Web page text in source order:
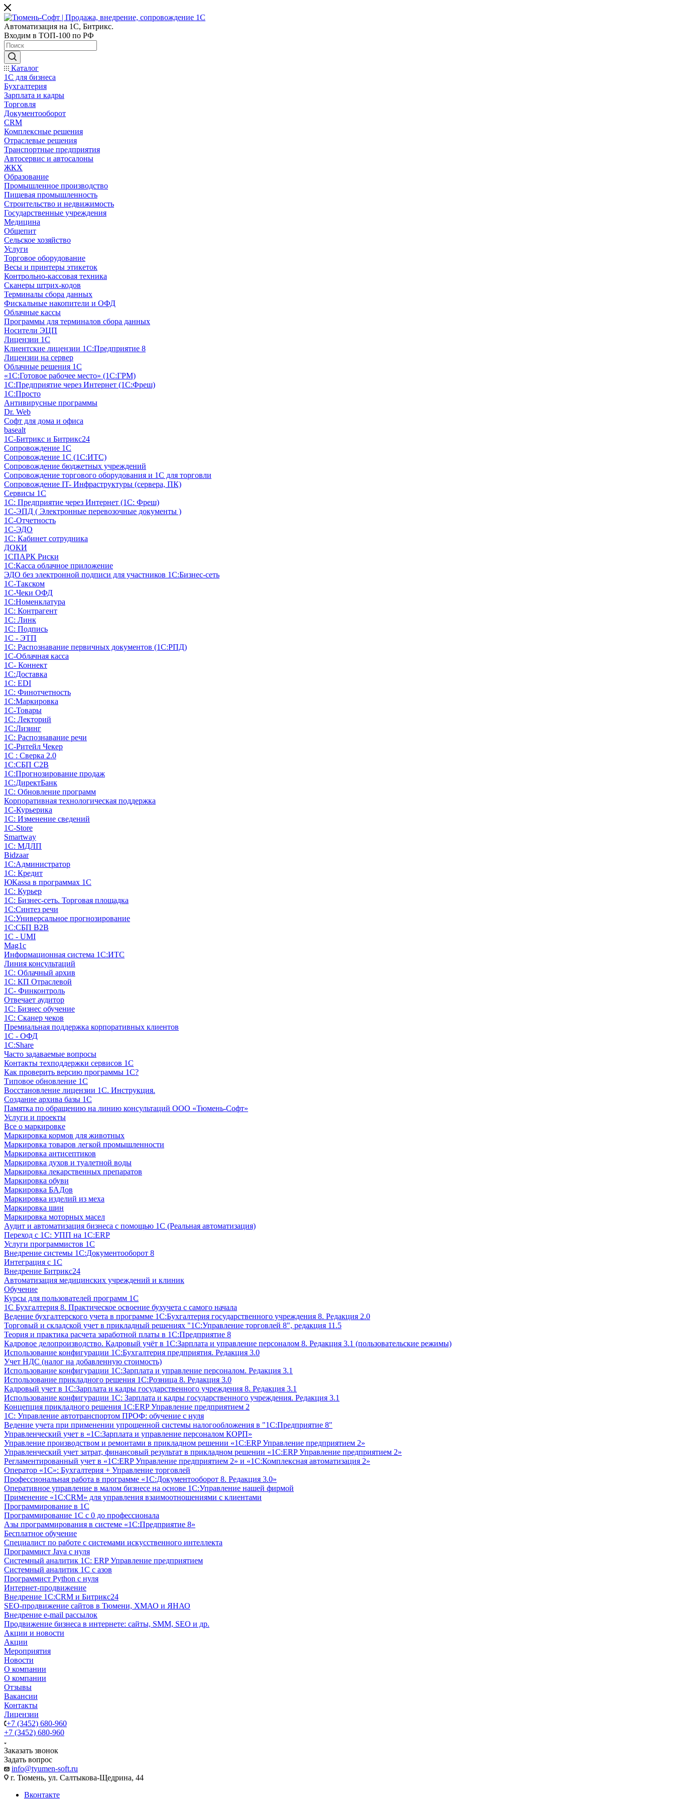
Автоматизация на 1С, Битрикс.
Входим в ТОП-100 по РФ
Каталог
1С для бизнеса
Бухгалтерия
Зарплата и кадры
Торговля
Документооборот
CRM
Комплексные решения
Отраслевые решения
Транспортные предприятия
Автосервис и автосалоны
ЖКХ
Образование
Промышленное производство
Пищевая промышленность
Строительство и недвижимость
Государственные учреждения
Медицина
Общепит
Сельское хозяйство
Услуги
Торговое оборудование
Весы и принтеры этикеток
Контрольно-кассовая техника
Сканеры штрих-кодов
Терминалы сбора данных
Фискальные накопители и ОФД
Облачные кассы
Программы для терминалов сбора данных
Носители ЭЦП
Лицензии 1С
Клиентские лицензии 1С:Предприятие 8
Лицензии на сервер
Облачные решения 1С
«1C:Готовое рабочее место» (1С:ГРМ)
1С:Предприятие через Интернет (1С:Фреш)
1С:Просто
Антивирусные программы
Dr. Web
Софт для дома и офиса
basealt
1С-Битрикс и Битрикс24
Сопровождение 1С
Сопровождение 1С (1С:ИТС)
Сопровождение бюджетных учреждений
Сопровождение торгового оборудования и 1С для торговли
Сопровождение IT- Инфраструктуры (сервера, ПК)
Сервисы 1С
1С: Предприятие через Интернет (1С: Фреш)
1С-ЭПД ( Электронные перевозочные документы )
1С-Отчетность
1С-ЭДО
1С: Кабинет сотрудника
ДОКИ
1СПАРК Риски
1С:Касса облачное приложение
ЭДО без электронной подписи для участников 1С:Бизнес-сеть
1С-Такском
1С-Чеки ОФД
1С:Номенклатура
1С: Контрагент
1С: Линк
1С: Подпись
1С - ЭТП
1С: Распознавание первичных документов (1С:РПД)
1С-Облачная касса
1С- Коннект
1С:Доставка
1С: EDI
1С: Финотчетность
1С:Маркировка
1С-Товары
1С: Лекторий
1С:Лизинг
1С: Распознавание речи
1C-Ритейл Чекер
1С : Сверка 2.0
1С:СБП C2B
1С:Прогнозирование продаж
1С:ДиректБанк
1С: Обновление программ
Корпоративная технологическая поддержка
1С-Курьерика
1С: Изменение сведений
1C-Store
Smartway
1С: МДЛП
Bidzaar
1С:Администратор
1С: Кредит
ЮКаssа в программах 1С
1С: Курьер
1С: Бизнес-сеть. Торговая площадка
1С:Синтез речи
1С:Универсальное прогнозирование
1С:СБП B2B
1C - UMI
Mag1c
Информационная система 1С:ИТС
Линия консультаций
1С: Облачный архив
1С: КП Отраслевой
1С- Финконтроль
Отвечает аудитор
1С: Бизнес обучение
1С: Сканер чеков
Премиальная поддержка корпоративных клиентов
1С - ОФД
1С:Share
Часто задаваемые вопросы
Контакты техподдержки сервисов 1С
Как проверить версию программы 1С?
Типовое обновление 1С
Восстановление лицензии 1С. Инструкция.
Создание архива базы 1С
Памятка по обращению на линию консультаций ООО «Тюмень-Софт»
Услуги и проекты
Все о маркировке
Маркировка кормов для животных
Маркировка товаров легкой промышленности
Маркировка антисептиков
Маркировка духов и туалетной воды
Маркировка лекарственных препаратов
Маркировка обуви
Маркировка БАДов
Маркировка изделий из меха
Маркировка шин
Маркировка моторных масел
Аудит и автоматизация бизнеса с помощью 1С (Реальная автоматизация)
Переход с 1С: УПП на 1С:ERP
Услуги программистов 1С
Внедрение системы 1С:Документооборот 8
Интеграция с 1С
Внедрение Битрикс24
Автоматизация медицинских учреждений и клиник
Обучение
Курсы для пользователей программ 1С
1С Бухгалтерия 8. Практическое освоение бухучета с самого начала
Ведение бухгалтерского учета в программе 1С:Бухгалтерия государственного учреждения 8. Редакция 2.0
Торговый и складской учет в прикладный решениях "1С:Управление торговлей 8", редакция 11.5
Теория и практика расчета заработной платы в 1С:Предприятие 8
Кадровое делопроизводство. Кадровый учёт в 1С:Зарплата и управление персоналом 8. Редакция 3.1 (пользовательские режимы)
Использование конфигурации 1С:Бухгалтерия предприятия. Редакция 3.0
Учет НДС (налог на добавленную стоимость)
Использование конфигурации 1С:Зарплата и управление персоналом. Редакция 3.1
Использование прикладного решения 1С:Розница 8. Редакция 3.0
Кадровый учет в 1С:Зарплата и кадры государственного учреждения 8. Редакция 3.1
Использование конфигурации ‎1С: Зарплата и кадры государственного учреждения. Редакция 3.1
Концепция прикладного решения 1С:ERP Управление предприятием 2
1С: Управление автотранспортом ПРОФ: обучение с нуля
Ведение учета при применении упрощенной системы налогообложения в "1С:Предприятие 8"
Управленческий учет в «1C:Зарплата и управление персоналом КОРП»
Управление производством и ремонтами в прикладном решении «1С:ERP Управление предприятием 2»
Управленческий учет затрат, финансовый результат в прикладном решении «1С:ERP Управление предприятием 2»
Регламентированный учет в «1С:ERP Управление предприятием 2» и «1С:Комплексная автоматизация 2»
Оператор «1С»: Бухгалтерия + Управление торговлей
Профессиональная работа в программе «1С:Документооборот 8. Редакция 3.0»
Оперативное управление в малом бизнесе на основе 1С:Управление нашей фирмой
Применение «1С:CRM» для управления взаимоотношениями с клиентами
Программирование в 1С
Программирование 1С с 0 до профессионала
Азы программирования в системе «1С:Предприятие 8»
Бесплатное обучение
Специалист по работе с системами искусственного интеллекта
Программист Java с нуля
Системный аналитик 1С: ERP Управление предприятием
Системный аналитик 1С с азов
Программист Python с нуля
Интернет-продвижение
Внедрение 1C:CRM и Битрикс24
SEO-продвижение сайтов в Тюмени, ХМАО и ЯНАО
Внедрение e-mail рассылок
Продвижение бизнеса в интернете: сайты, SMM, SEO и др.
Акции и новости
Акции
Мероприятия
Новости
О компании
О компании
Отзывы
Вакансии
Контакты
Лицензии
+7 (3452) 680-960
+7 (3452) 680-960
Заказать звонок
Задать вопрос
info@tyumen-soft.ru
г. Тюмень, ул. Салтыкова-Щедрина, 44
Вконтакте